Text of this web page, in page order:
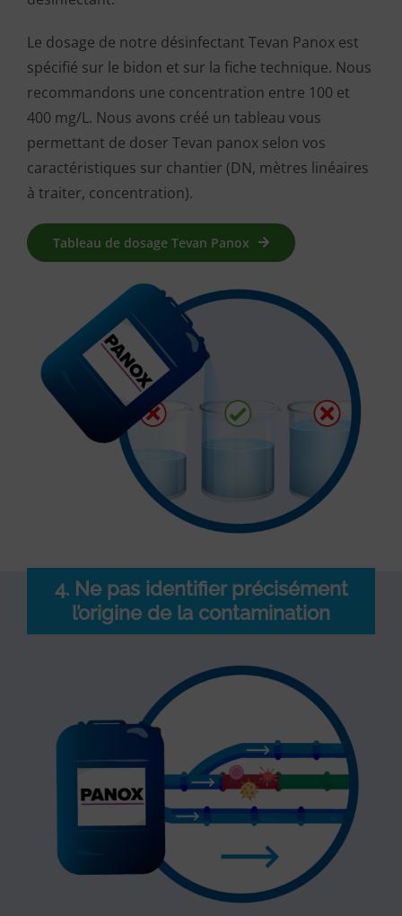
Le dosage de notre désinfectant Tevan Panox est
spécifié sur le bidon et sur la fiche technique. Nous
recommandons une concentration entre 100 et
400 mg/L. Nous avons créé un tableau vous
permettant de doser Tevan panox selon vos
caractéristiques sur chantier (DN, mètres linéaires
à traiter, concentration).
Tableau de dosage Tevan Panox
4. Ne pas identifier précisément
l’origine de la contamination